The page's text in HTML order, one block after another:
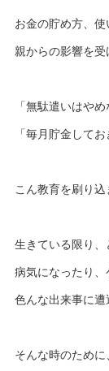
お金の貯め方、
親からの影響を
「無駄遣いはやめ
「毎月貯金してお
こん教育を刷り込
生きている限り、
病気になったり、
色んな出来事に遭
そんな時のために、